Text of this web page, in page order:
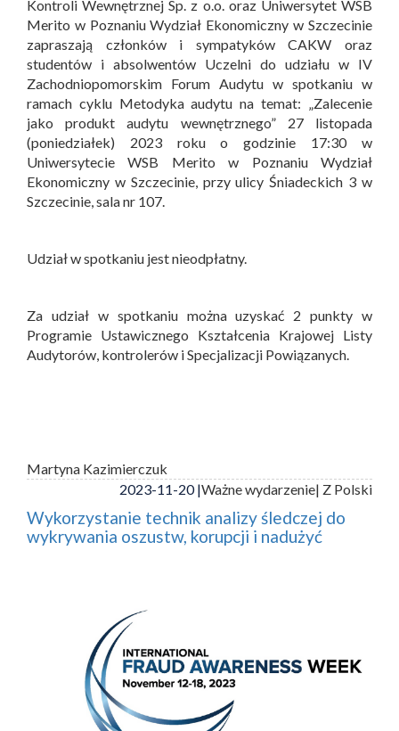
Kontroli Wewnętrznej Sp. z o.o. oraz Uniwersytet WSB
Merito w Poznaniu Wydział Ekonomiczny w Szczecinie
zapraszają członków i sympatyków CAKW oraz
studentów i absolwentów Uczelni do udziału w IV
Zachodniopomorskim Forum Audytu w spotkaniu w
ramach cyklu Metodyka audytu na temat: „Zalecenie
jako produkt audytu wewnętrznego” 27 listopada
(poniedziałek) 2023 roku o godzinie 17:30 w
Uniwersytecie WSB Merito w Poznaniu Wydział
Ekonomiczny w Szczecinie, przy ulicy Śniadeckich 3 w
Szczecinie, sala nr 107.
Udział w spotkaniu jest nieodpłatny.
Za udział w spotkaniu można uzyskać 2 punkty w
Programie Ustawicznego Kształcenia Krajowej Listy
Audytorów, kontrolerów i Specjalizacji Powiązanych.
Martyna Kazimierczuk
2023-11-20 |Ważne wydarzenie| Z Polski
Wykorzystanie technik analizy śledczej do
wykrywania oszustw, korupcji i nadużyć